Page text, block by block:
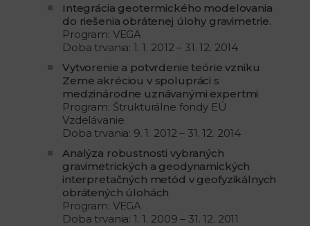
Integrácia geotermického modelovania
do riešenia obrátenej úlohy gravimetrie.
Program: VEGA
Doba trvania: 1. 1. 2012 – 31. 12. 2014
Vytvorenie a potvrdenie teórie vzniku
Zeme akréciou v spolupráci s
medzinárodne uznávanými expertmi
Program: Štrukturálne fondy EÚ
Vzdelávanie
Doba trvania: 9. 1. 2012 – 31. 12. 2014
Analýza robustnosti vybraných
gravimetrických a geodynamických
interpretačných metód v geofyzikálnych
obrátených úlohách
Program: VEGA
Doba trvania: 1. 1. 2009 – 31. 12. 2011